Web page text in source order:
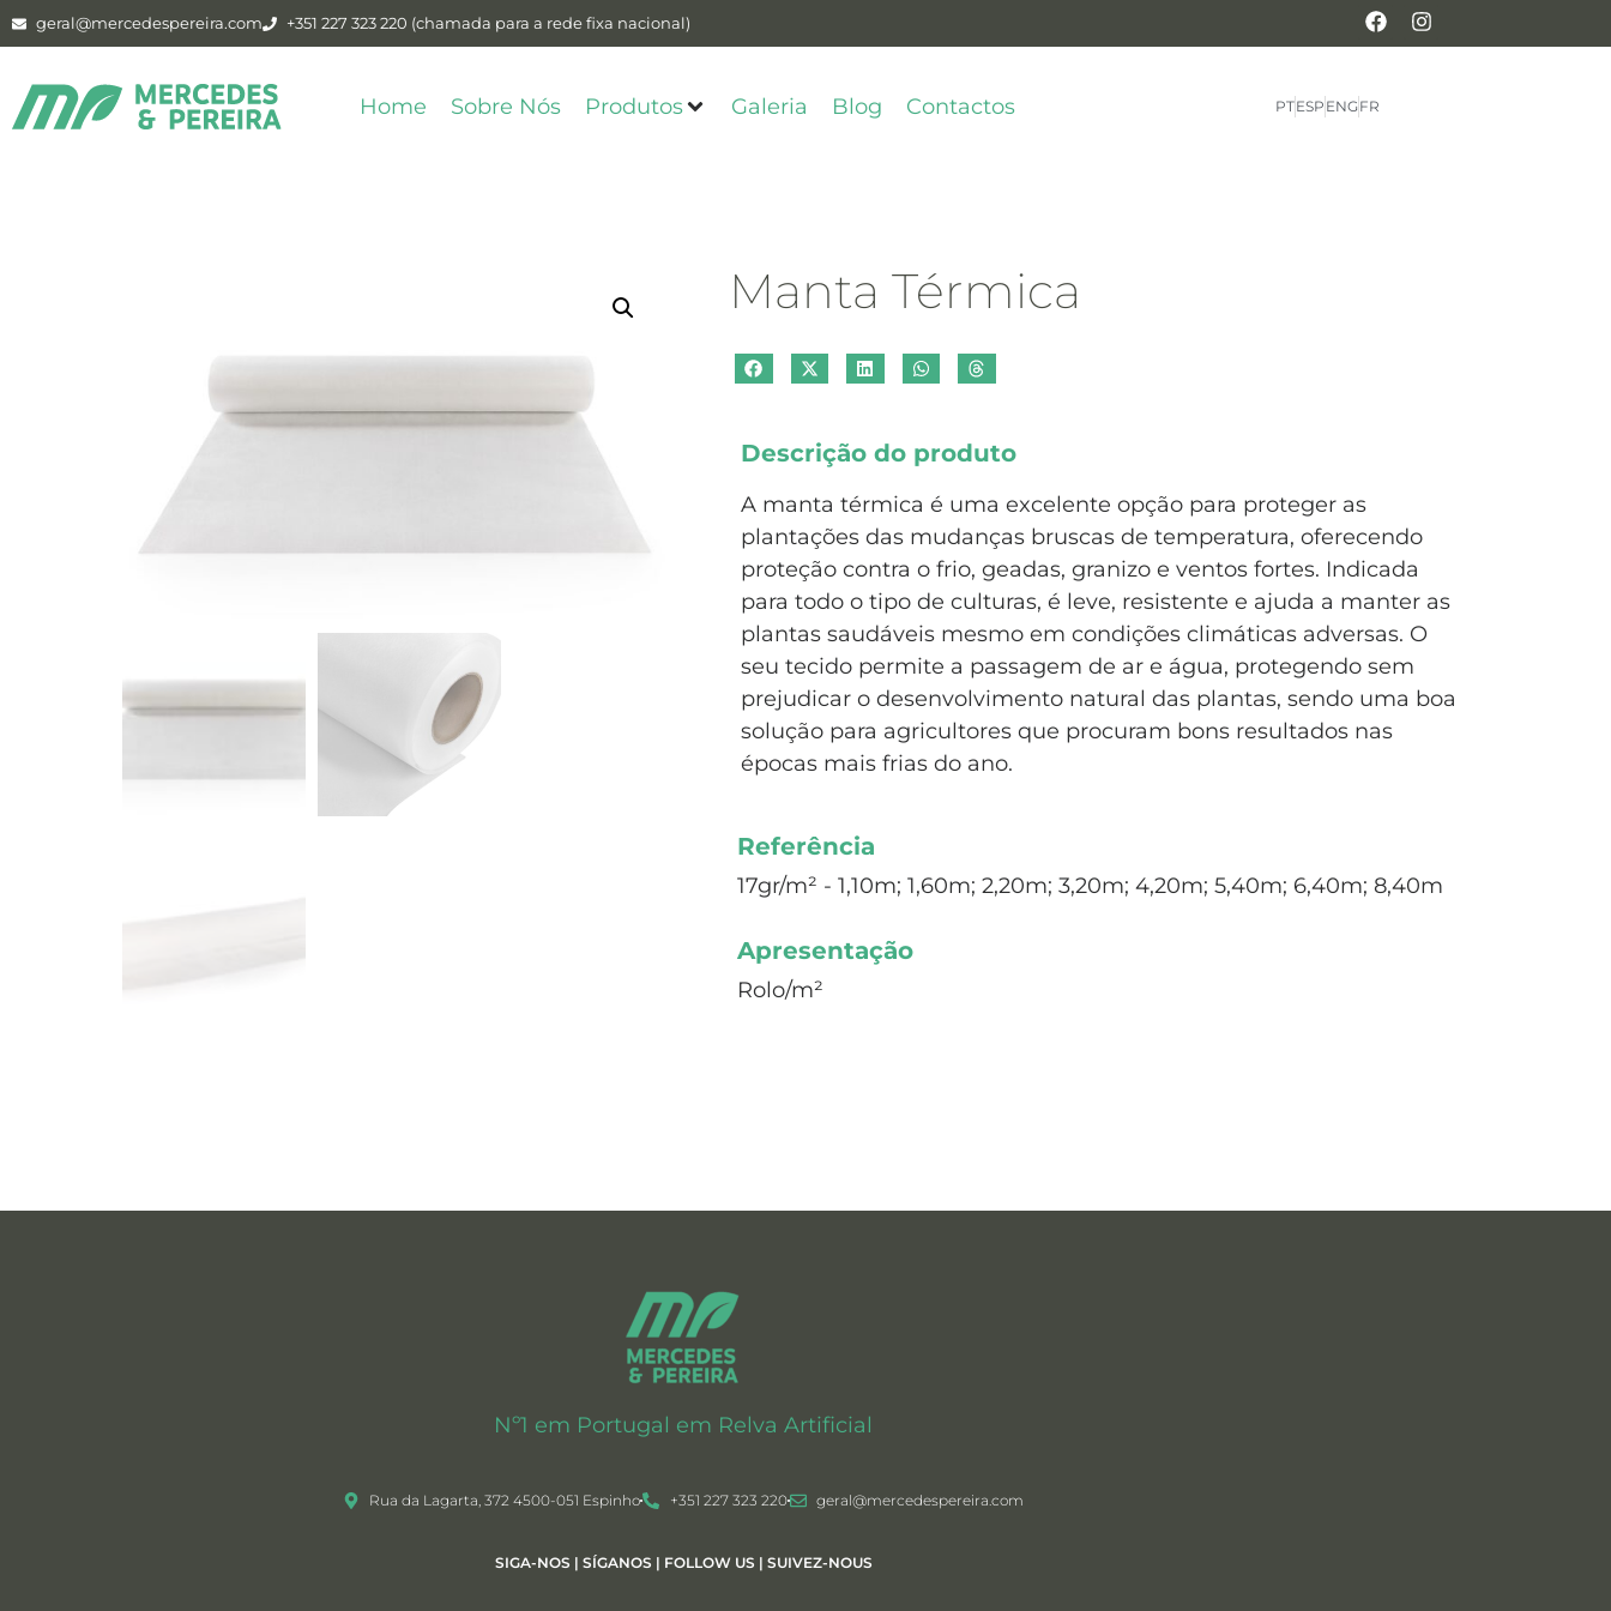
geral@mercedespereira.com +351 227 323 220 (chamada para a rede fixa nacional)
Home Sobre Nós Produtos Galeria Blog Contactos PTESP ENGFR
Manta Térmica
Descrição do produto
A manta térmica é uma excelente opção para proteger as
plantações das mudanças bruscas de temperatura, oferecendo
proteção contra o frio, geadas, granizo e ventos fortes. Indicada
para todo o tipo de culturas, é leve, resistente e ajuda a manter as
plantas saudáveis mesmo em condições climáticas adversas. O
seu tecido permite a passagem de ar e água, protegendo sem
prejudicar o desenvolvimento natural das plantas, sendo uma boa
solução para agricultores que procuram bons resultados nas
épocas mais frias do ano.
Referência
17gr/m² - 1,10m; 1,60m; 2,20m; 3,20m; 4,20m; 5,40m; 6,40m; 8,40m
Apresentação
Rolo/m²
Nº1 em Portugal em Relva Artificial
Rua da Lagarta, 372 4500-051 Espinho +351 227 323 220 geral@mercedespereira.com
SIGA-NOS | SÍGANOS | FOLLOW US | SUIVEZ-NOUS